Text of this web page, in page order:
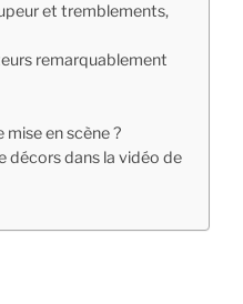
et tremblements,
remarquablement
mise en scène ?
décors dans la vidéo de